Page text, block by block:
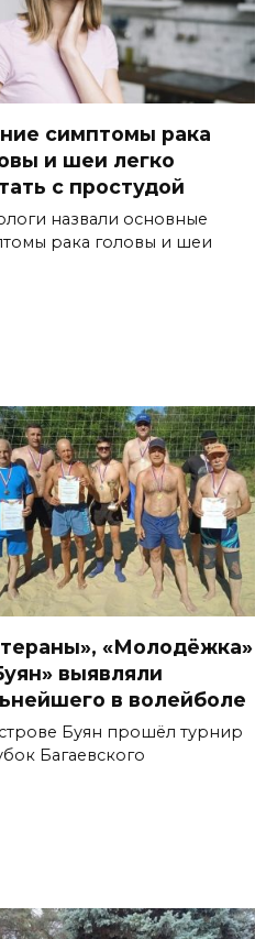
симптомы рака
и шеи легко
с простудой
назвали основные
рака головы и шеи
«Молодёжка»
выявляли
в волейболе
Буян прошёл турнир
Багаевского